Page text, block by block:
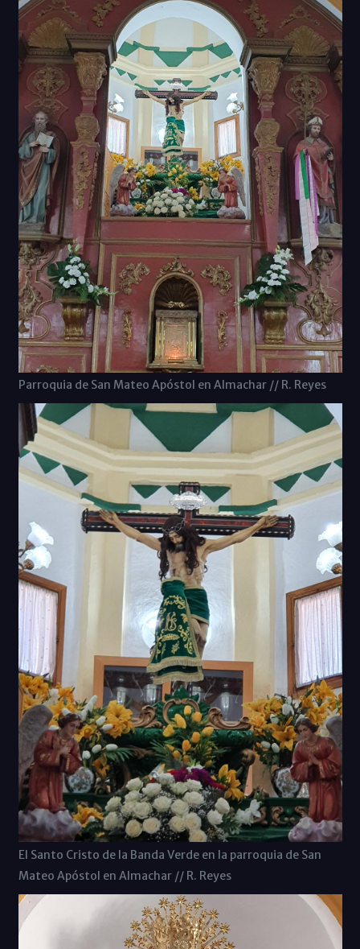
Parroquia de San Mateo Apóstol en Almachar // R. Reyes
El Santo Cristo de la Banda Verde en la parroquia de San
Mateo Apóstol en Almachar // R. Reyes